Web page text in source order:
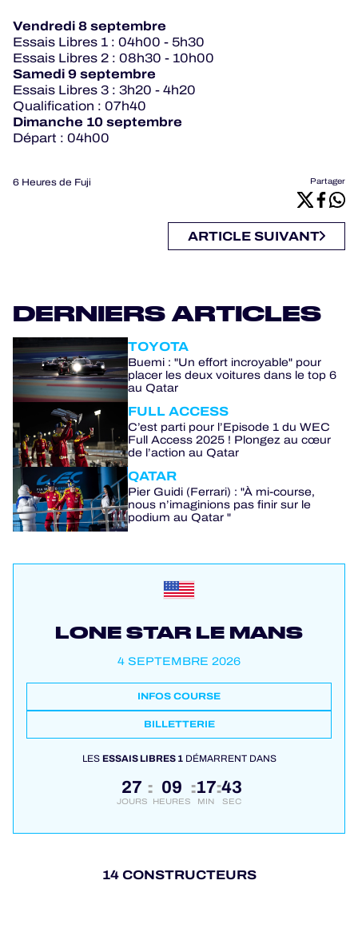
Vendredi 8 septembre
Essais Libres 1 : 04h00 - 5h30
Essais Libres 2 : 08h30 - 10h00
Samedi 9 septembre
Essais Libres 3 : 3h20 - 4h20
Qualification : 07h40
Dimanche 10 septembre
Départ : 04h00
6 Heures de Fuji Partager
ARTICLE SUIVANT
DERNIERS ARTICLES
TOYOTA
Buemi : "Un effort incroyable" pour
placer les deux voitures dans le top 6
au Qatar
FULL ACCESS
C’est parti pour l’Episode 1 du WEC
Full Access 2025 ! Plongez au cœur
de l’action au Qatar
QATAR
Pier Guidi (Ferrari) : "À mi-course,
nous n’imaginions pas finir sur le
podium au Qatar "
LONE STAR LE MANS
4 SEPTEMBRE 2026
INFOS COURSE
BILLETTERIE
LESESSAIS LIBRES 1DÉMARRENT DANS
27
JOURS
: 09
HEURES
:17
MIN
:43
SEC
14 CONSTRUCTEURS